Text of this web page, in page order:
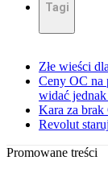
Tagi
Złe wieści
Ceny OC na
widać
Kara za
Revolut
Promowane treści